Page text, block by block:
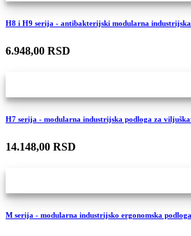
H8 i H9 serija - antibakterijski modularna industrijska
6.948,00 RSD
H7 serija - modularna industrijska podloga za
14.148,00 RSD
M serija - modularna industrijsko ergonomska podloga